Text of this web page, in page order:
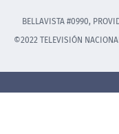
BELLAVISTA #0990,
©2022 TELEVISIÓN